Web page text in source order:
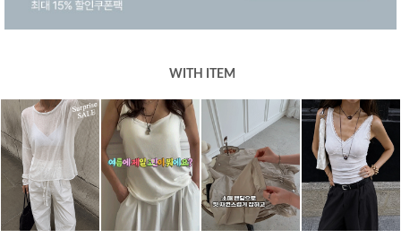
WITH ITEM